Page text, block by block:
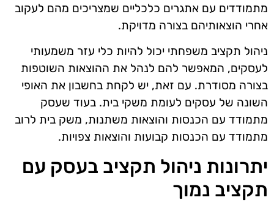
מתמודדים עם אתגרים כלכליים שמצריכים מהם לעקוב
אחרי הוצאותיהם בצורה מדויקת.
ניהול תקציב משפחתי יכול להיות כלי עזר משמעותי
לעסקים, המאפשר להם לנהל את ההוצאות השוטפות
בצורה מסודרת. עם זאת, יש לקחת בחשבון את האופי
השונה של עסקים לעומת משקי בית. בעוד שעסק
מתמודד עם הכנסות והוצאות משתנות, משק בית לרוב
מתמודד עם הכנסות קבועות והוצאות צפויות.
יתרונות ניהול תקציב בעסק עם
תקציב נמוך